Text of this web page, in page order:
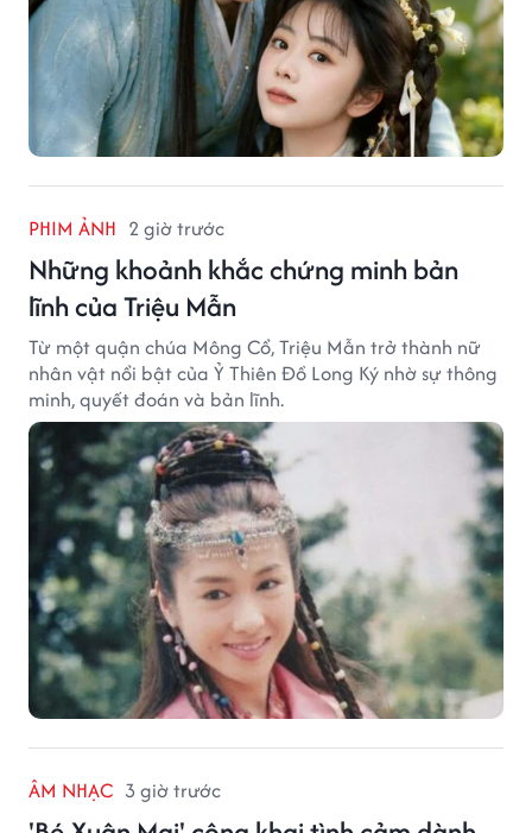
PHIM ẢNH 2 giờ trước
Những khoảnh khắc chứng minh bản
lĩnh của Triệu Mẫn
Từ một quận chúa Mông Cổ, Triệu Mẫn trở thành nữ
nhân vật nổi bật của Ỷ Thiên Đồ Long Ký nhờ sự thông
minh, quyết đoán và bản lĩnh.
ÂM NHẠC 3 giờ trước